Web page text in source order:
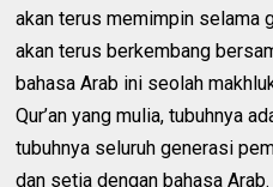
akan terus memimpin selama
akan terus berkembang
bahasa Arab ini seolah
Qur’an yang mulia, tubuhnya
tubuhnya seluruh generasi
dan setia dengan bahasa